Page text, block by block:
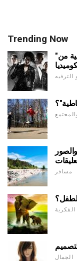
Trending Now
"سين سيتي 2". الجهات الفاعلة الموجة الثانية من
الترفيه
مسافر
الفكرية
الجمال